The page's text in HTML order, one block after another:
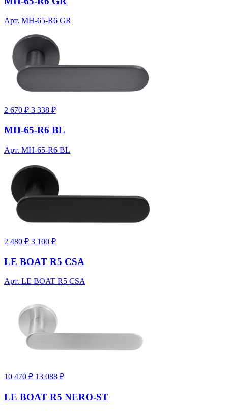
Арт. MH-65-R6 GR
2 670 ₽ 3 338 ₽
MH-65-R6 BL
Арт. MH-65-R6 BL
2 480 ₽ 3 100 ₽
LE BOAT R5 CSA
Арт. LE BOAT R5 CSA
10 470 ₽ 13 088 ₽
LE BOAT R5 NERO-ST